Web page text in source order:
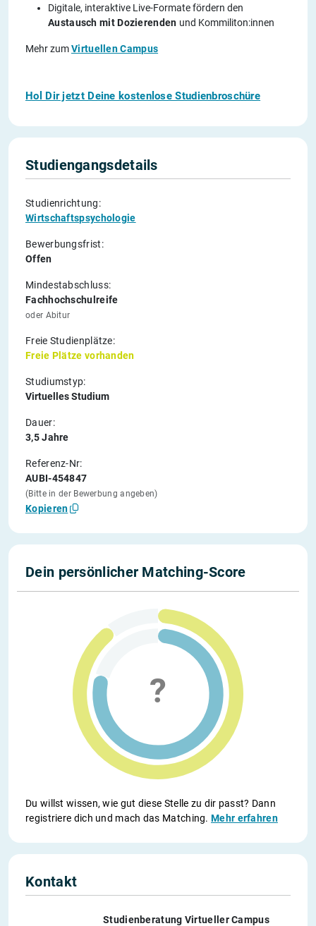
Digitale, interaktive Live-Formate fördern den
Austausch mit Dozierenden und Kommiliton:innen
Mehr zumVirtuellen Campus
Hol Dir jetzt Deine kostenlose Studienbroschüre
Studiengangsdetails
Studienrichtung:
Wirtschaftspsychologie
Bewerbungsfrist:
Offen
Mindestabschluss:
Fachhochschulreife
oder Abitur
Freie Studienplätze:
Freie Plätze vorhanden
Studiumstyp:
Virtuelles Studium
Dauer:
3,5 Jahre
Referenz-Nr:
AUBI-454847
(Bitte in der Bewerbung angeben)
Kopieren
Dein persönlicher Matching-Score
Du willst wissen, wie gut diese Stelle zu dir passt? Dann
registriere dich und mach das Matching.Mehr erfahren
Kontakt
Studienberatung Virtueller Campus